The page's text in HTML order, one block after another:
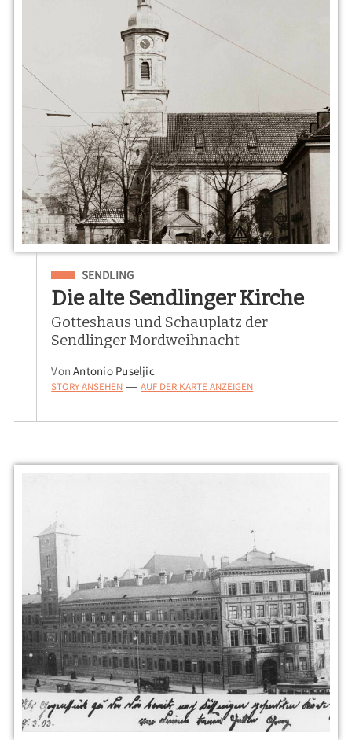
Eingeordnet unter
SENDLING
Die alte Sendlinger Kirche
Gotteshaus und Schauplatz der
Sendlinger Mordweihnacht
VonAntonio Puseljic
STORY ANSEHEN — AUF DER KARTE ANZEIGEN